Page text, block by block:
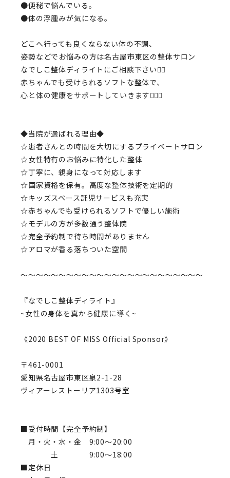
●便秘で悩んでいる。
●体の浮腫みが気になる。
どこへ行っても良くならない体の不調、
姿勢などでお悩みの方は名古屋市東区の整体サロン
なでしこ整体ディライトにご相談下さい💁‍♂️
赤ちゃんでも受けられる ソフトな整体で、
心と体の健康をサポートしていきます💆🏻‍♀️
◆当院が選ばれる理由◆
☆患者さんとの時間を大切にするプライベートサロン
☆女性特有のお悩みに特化した整体
☆丁寧に、親身になって対応します
☆国家資格を保有。高度な整体技術を定期的
☆キッズスペース託児サービスも充実
☆赤ちゃんでも受けられるソフトで優しい施術
☆モデルの方が多数通う整体院
☆完全予約制で待ち時間がありません
☆アロマが香る落ちついた空間
〜〜〜〜〜〜〜〜〜〜〜〜〜〜〜〜〜〜〜〜〜〜〜〜
『なでしこ整体ディライト』
~女性の身体を真から健康に導く~
《2020 BEST OF MISS Official Sponsor》
〒461-0001
愛知県名古屋市東区泉2-1-28
ヴィアーレストーリア1303号室
■受付時間 【完全予約制】
月・火・水・金 9:00〜20:00
土 9:00〜18:00
■定休日